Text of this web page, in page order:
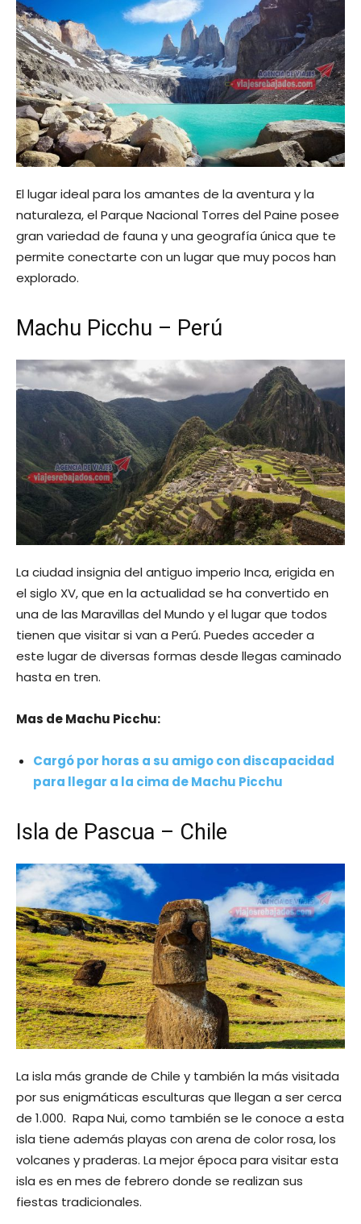
El lugar ideal para los amantes de la aventura y la
naturaleza, el Parque Nacional Torres del Paine posee
gran variedad de fauna y una geografía única que te
permite conectarte con un lugar que muy pocos han
explorado.
Machu Picchu – Perú
La ciudad insignia del antiguo imperio Inca, erigida en
el siglo XV, que en la actualidad se ha convertido en
una de las Maravillas del Mundo y el lugar que todos
tienen que visitar si van a Perú. Puedes acceder a
este lugar de diversas formas desde llegas caminado
hasta en tren.
Mas de Machu Picchu:
Cargó por horas a su amigo con discapacidad
para llegar a la cima de Machu Picchu
Isla de Pascua – Chile
La isla más grande de Chile y también la más visitada
por sus enigmáticas esculturas que llegan a ser cerca
de 1.000. Rapa Nui, como también se le conoce a esta
isla tiene además playas con arena de color rosa, los
volcanes y praderas. La mejor época para visitar esta
isla es en mes de febrero donde se realizan sus
fiestas tradicionales.